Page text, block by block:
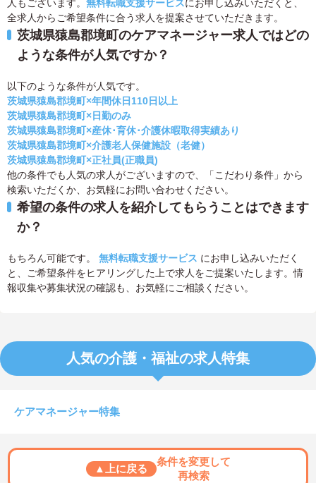
人もございます。 無料転職支援サービスにお申し込みいただくと、
全求人からご希望条件に合う求人を提案させていただきます。
茨城県猿島郡境町のケアマネージャー求人ではどの
ような条件が人気ですか？
以下のような条件が人気です。
茨城県猿島郡境町×年間休日110日以上
茨城県猿島郡境町×日勤のみ
茨城県猿島郡境町×産休･育休･介護休暇取得実績あり
茨城県猿島郡境町×介護老人保健施設（老健）
茨城県猿島郡境町×正社員(正職員)
他の条件でも人気の求人がございますので、「こだわり条件」から
検索いただくか、お気軽にお問い合わせください。
希望の条件の求人を紹介してもらうことはできます
か？
もちろん可能です。 無料転職支援サービス にお申し込みいただく
と、ご希望条件をヒアリングした上で求人をご提案いたします。情
報収集や募集状況の確認も、お気軽にご相談ください。
人気の介護・福祉の求人特集
ケアマネージャー特集
▲上に戻る
条件を変更して
再検索